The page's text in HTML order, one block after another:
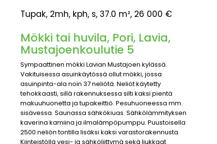
Tupak, 2mh, kph, s, 37.0 m², 26 000 €
Mökki tai huvila, Pori, Lavia,
Mustajoenkoulutie 5
Sympaattinen mökki Lavian Mustajoen kylässä.
Vakituisessa asuinkäytössä ollut mökki, jossa
asuinpinta-ala noin 37 neliötä. Neliöt käytetty
tehokkaasti, sillä rakennuksessa silti kaksi pientä
makuuhuonetta ja tupakeittiö. Pesuhuoneessa mm.
sisävessa. Saunassa sähkökiuas. Sähkölämmityksen
kaverina kamiina ja ilmalämpöpumppu. Puustoisella
2500 neliön tontilla lisäksi kaksi varastorakennusta.
Kiinteistöllä vesi- ja sähköliittymä sekä liukkaat